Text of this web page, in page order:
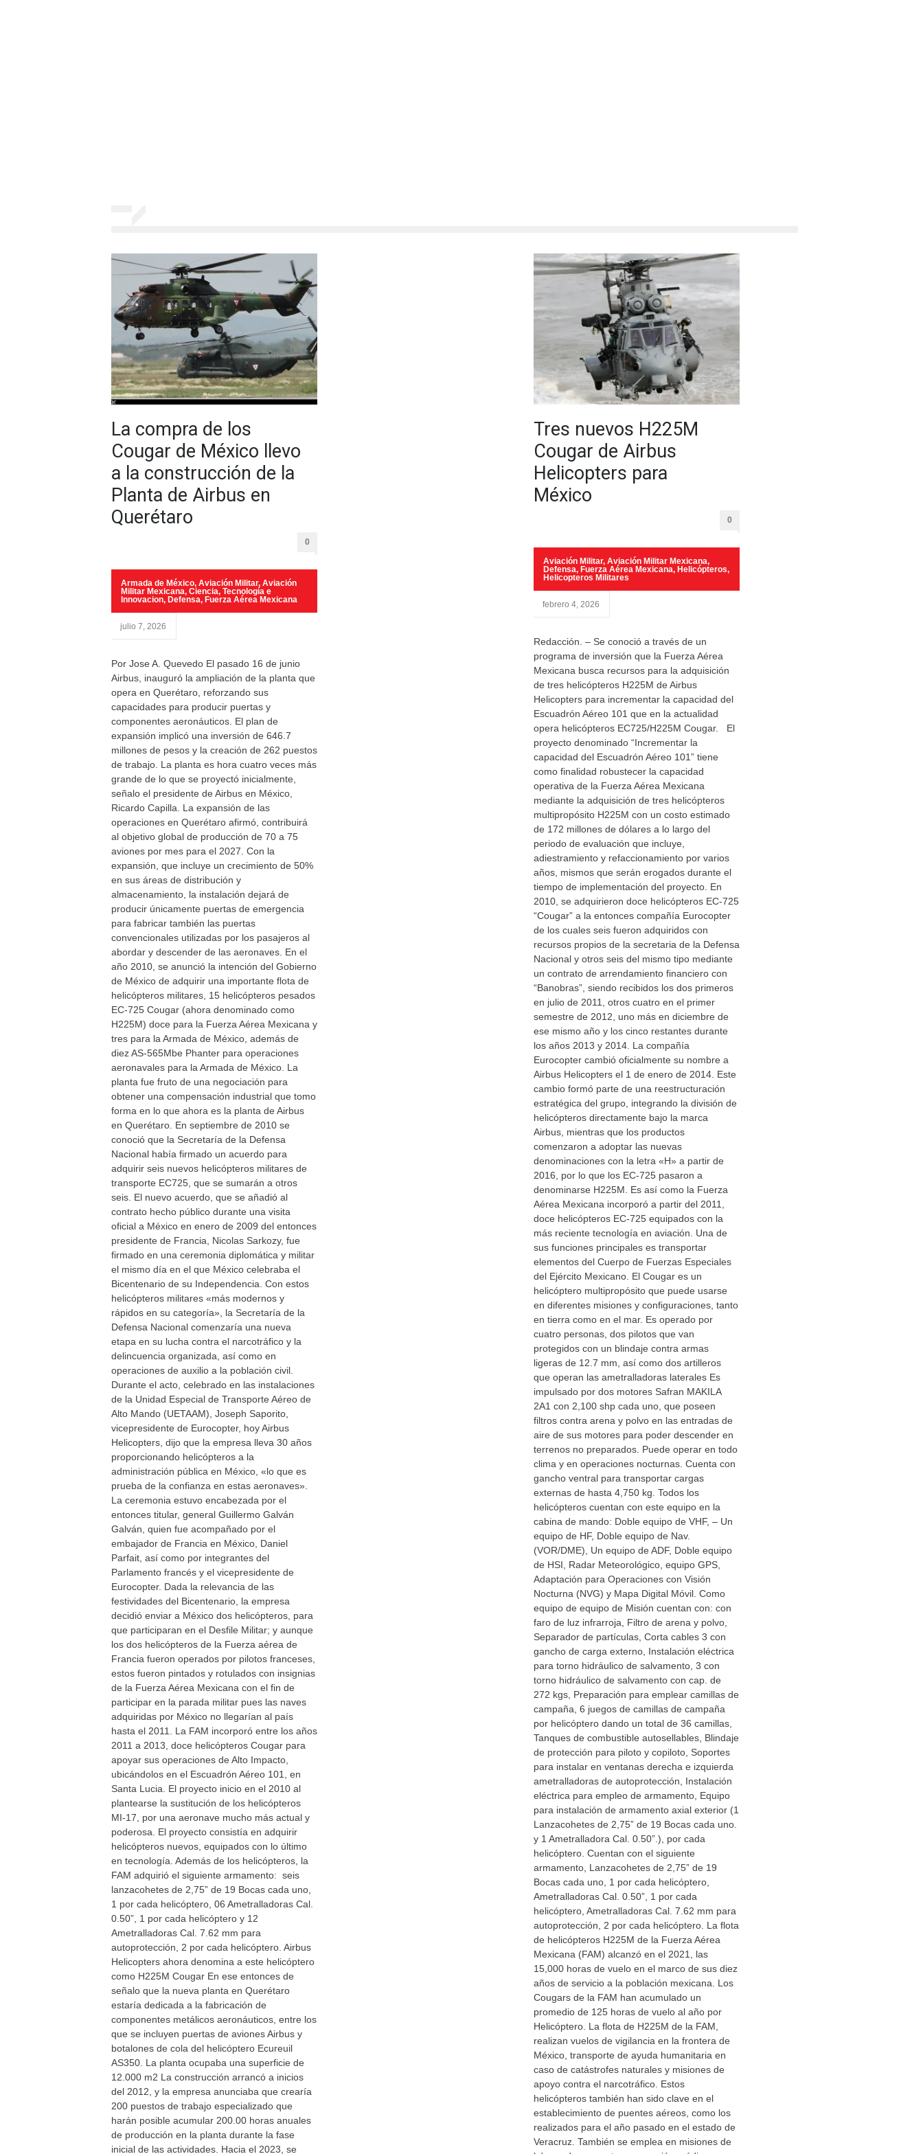
La compra de los
Cougar de México llevo
a la construcción de la
Planta de Airbus en
Querétaro
0
Armada de México, Aviación Militar, Aviación
Militar Mexicana, Ciencia, Tecnología e
Innovacion, Defensa, Fuerza Aérea Mexicana
julio 7, 2026
Por Jose A. Quevedo El pasado 16 de junio
Airbus, inauguró la ampliación de la planta que
opera en Querétaro, reforzando sus
capacidades para producir puertas y
componentes aeronáuticos. El plan de
expansión implicó una inversión de 646.7
millones de pesos y la creación de 262 puestos
de trabajo. La planta es hora cuatro veces más
grande de lo que se proyectó inicialmente,
señalo el presidente de Airbus en México,
Ricardo Capilla. La expansión de las
operaciones en Querétaro afirmó, contribuirá
al objetivo global de producción de 70 a 75
aviones por mes para el 2027. Con la
expansión, que incluye un crecimiento de 50%
en sus áreas de distribución y
almacenamiento, la instalación dejará de
producir únicamente puertas de emergencia
para fabricar también las puertas
convencionales utilizadas por los pasajeros al
abordar y descender de las aeronaves. En el
año 2010, se anunció la intención del Gobierno
de México de adquirir una importante flota de
helicópteros militares, 15 helicópteros pesados
EC-725 Cougar (ahora denominado como
H225M) doce para la Fuerza Aérea Mexicana y
tres para la Armada de México, además de
diez AS-565Mbe Phanter para operaciones
aeronavales para la Armada de México. La
planta fue fruto de una negociación para
obtener una compensación industrial que tomo
forma en lo que ahora es la planta de Airbus
en Querétaro. En septiembre de 2010 se
conoció que la Secretaría de la Defensa
Nacional había firmado un acuerdo para
adquirir seis nuevos helicópteros militares de
transporte EC725, que se sumarán a otros
seis. El nuevo acuerdo, que se añadió al
contrato hecho público durante una visita
oficial a México en enero de 2009 del entonces
presidente de Francia, Nicolas Sarkozy, fue
firmado en una ceremonia diplomática y militar
el mismo día en el que México celebraba el
Bicentenario de su Independencia. Con estos
helicópteros militares «más modernos y
rápidos en su categoría», la Secretaría de la
Defensa Nacional comenzaría una nueva
etapa en su lucha contra el narcotráfico y la
delincuencia organizada, así como en
operaciones de auxilio a la población civil.
Durante el acto, celebrado en las instalaciones
de la Unidad Especial de Transporte Aéreo de
Alto Mando (UETAAM), Joseph Saporito,
vicepresidente de Eurocopter, hoy Airbus
Helicopters, dijo que la empresa lleva 30 años
proporcionando helicópteros a la
administración pública en México, «lo que es
prueba de la confianza en estas aeronaves».
La ceremonia estuvo encabezada por el
entonces titular, general Guillermo Galván
Galván, quien fue acompañado por el
embajador de Francia en México, Daniel
Parfait, así como por integrantes del
Parlamento francés y el vicepresidente de
Eurocopter. Dada la relevancia de las
festividades del Bicentenario, la empresa
decidió enviar a México dos helicópteros, para
que participaran en el Desfile Militar; y aunque
los dos helicópteros de la Fuerza aérea de
Francia fueron operados por pilotos franceses,
estos fueron pintados y rotulados con insignias
de la Fuerza Aérea Mexicana con el fin de
participar en la parada militar pues las naves
adquiridas por México no llegarían al país
hasta el 2011. La FAM incorporó entre los años
2011 a 2013, doce helicópteros Cougar para
apoyar sus operaciones de Alto Impacto,
ubicándolos en el Escuadrón Aéreo 101, en
Santa Lucia. El proyecto inicio en el 2010 al
plantearse la sustitución de los helicópteros
MI-17, por una aeronave mucho más actual y
poderosa. El proyecto consistía en adquirir
helicópteros nuevos, equipados con lo último
en tecnología. Además de los helicópteros, la
FAM adquirió el siguiente armamento: seis
lanzacohetes de 2,75” de 19 Bocas cada uno,
1 por cada helicóptero, 06 Ametralladoras Cal.
0.50”, 1 por cada helicóptero y 12
Ametralladoras Cal. 7.62 mm para
autoprotección, 2 por cada helicóptero. Airbus
Helicopters ahora denomina a este helicóptero
como H225M Cougar En ese entonces de
señalo que la nueva planta en Querétaro
estaría dedicada a la fabricación de
componentes metálicos aeronáuticos, entre los
que se incluyen puertas de aviones Airbus y
botalones de cola del helicóptero Ecureuil
AS350. La planta ocupaba una superficie de
12.000 m2 La construcción arrancó a inicios
del 2012, y la empresa anunciaba que crearía
200 puestos de trabajo especializado que
harán posible acumular 200.00 horas anuales
de producción en la planta durante la fase
inicial de las actividades. Hacia el 2023, se
Tres nuevos H225M
Cougar de Airbus
Helicopters para
México
0
Aviación Militar, Aviación Militar Mexicana,
Defensa, Fuerza Aérea Mexicana, Helicópteros,
Helicopteros Militares
febrero 4, 2026
Redacción. – Se conoció a través de un
programa de inversión que la Fuerza Aérea
Mexicana busca recursos para la adquisición
de tres helicópteros H225M de Airbus
Helicopters para incrementar la capacidad del
Escuadrón Aéreo 101 que en la actualidad
opera helicópteros EC725/H225M Cougar. El
proyecto denominado “Incrementar la
capacidad del Escuadrón Aéreo 101” tiene
como finalidad robustecer la capacidad
operativa de la Fuerza Aérea Mexicana
mediante la adquisición de tres helicópteros
multipropósito H225M con un costo estimado
de 172 millones de dólares a lo largo del
periodo de evaluación que incluye,
adiestramiento y refaccionamiento por varios
años, mismos que serán erogados durante el
tiempo de implementación del proyecto. En
2010, se adquirieron doce helicópteros EC-725
“Cougar” a la entonces compañía Eurocopter
de los cuales seis fueron adquiridos con
recursos propios de la secretaria de la Defensa
Nacional y otros seis del mismo tipo mediante
un contrato de arrendamiento financiero con
“Banobras”, siendo recibidos los dos primeros
en julio de 2011, otros cuatro en el primer
semestre de 2012, uno más en diciembre de
ese mismo año y los cinco restantes durante
los años 2013 y 2014. La compañía
Eurocopter cambió oficialmente su nombre a
Airbus Helicopters el 1 de enero de 2014. Este
cambio formó parte de una reestructuración
estratégica del grupo, integrando la división de
helicópteros directamente bajo la marca
Airbus, mientras que los productos
comenzaron a adoptar las nuevas
denominaciones con la letra «H» a partir de
2016, por lo que los EC-725 pasaron a
denominarse H225M. Es así como la Fuerza
Aérea Mexicana incorporó a partir del 2011,
doce helicópteros EC-725 equipados con la
más reciente tecnología en aviación. Una de
sus funciones principales es transportar
elementos del Cuerpo de Fuerzas Especiales
del Ejército Mexicano. El Cougar es un
helicóptero multipropósito que puede usarse
en diferentes misiones y configuraciones, tanto
en tierra como en el mar. Es operado por
cuatro personas, dos pilotos que van
protegidos con un blindaje contra armas
ligeras de 12.7 mm, así como dos artilleros
que operan las ametralladoras laterales Es
impulsado por dos motores Safran MAKILA
2A1 con 2,100 shp cada uno, que poseen
filtros contra arena y polvo en las entradas de
aire de sus motores para poder descender en
terrenos no preparados. Puede operar en todo
clima y en operaciones nocturnas. Cuenta con
gancho ventral para transportar cargas
externas de hasta 4,750 kg. Todos los
helicópteros cuentan con este equipo en la
cabina de mando: Doble equipo de VHF, – Un
equipo de HF, Doble equipo de Nav.
(VOR/DME), Un equipo de ADF, Doble equipo
de HSI, Radar Meteorológico, equipo GPS,
Adaptación para Operaciones con Visión
Nocturna (NVG) y Mapa Digital Móvil. Como
equipo de equipo de Misión cuentan con: con
faro de luz infrarroja, Filtro de arena y polvo,
Separador de partículas, Corta cables 3 con
gancho de carga externo, Instalación eléctrica
para torno hidráulico de salvamento, 3 con
torno hidráulico de salvamento con cap. de
272 kgs, Preparación para emplear camillas de
campaña, 6 juegos de camillas de campaña
por helicóptero dando un total de 36 camillas,
Tanques de combustible autosellables, Blindaje
de protección para piloto y copiloto, Soportes
para instalar en ventanas derecha e izquierda
ametralladoras de autoprotección, Instalación
eléctrica para empleo de armamento, Equipo
para instalación de armamento axial exterior (1
Lanzacohetes de 2,75” de 19 Bocas cada uno.
y 1 Ametralladora Cal. 0.50”.), por cada
helicóptero. Cuentan con el siguiente
armamento, Lanzacohetes de 2,75” de 19
Bocas cada uno, 1 por cada helicóptero,
Ametralladoras Cal. 0.50”, 1 por cada
helicóptero, Ametralladoras Cal. 7.62 mm para
autoprotección, 2 por cada helicóptero. La flota
de helicópteros H225M de la Fuerza Aérea
Mexicana (FAM) alcanzó en el 2021, las
15,000 horas de vuelo en el marco de sus diez
años de servicio a la población mexicana. Los
Cougars de la FAM han acumulado un
promedio de 125 horas de vuelo al año por
Helicóptero. La flota de H225M de la FAM,
realizan vuelos de vigilancia en la frontera de
México, transporte de ayuda humanitaria en
caso de catástrofes naturales y misiones de
apoyo contra el narcotráfico. Estos
helicópteros también han sido clave en el
establecimiento de puentes aéreos, como los
realizados para el año pasado en el estado de
Veracruz. También se emplea en misiones de